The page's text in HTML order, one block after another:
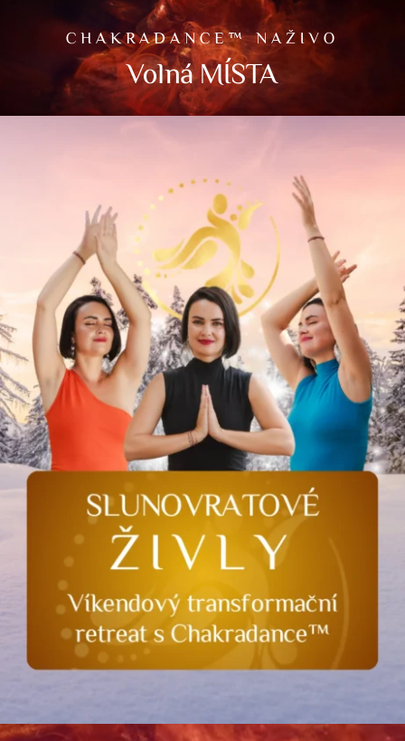
CHAKRADANCE™ NAŽIVO
Volná MÍSTA